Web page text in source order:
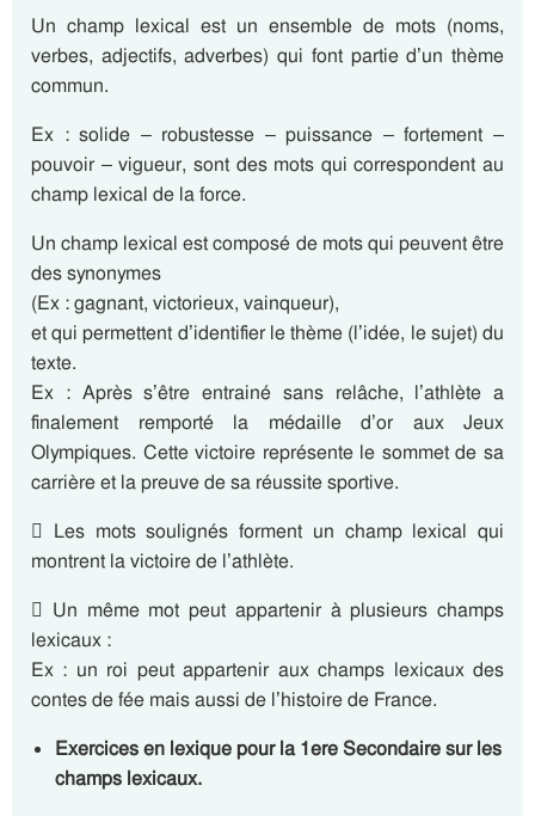
Un champ lexical est un ensemble de mots (noms,
verbes, adjectifs, adverbes) qui font partie d’un thème
commun.
Ex : solide – robustesse – puissance – fortement –
pouvoir – vigueur, sont des mots qui correspondent au
champ lexical de la force.
Un champ lexical est composé de mots qui peuvent être
des synonymes
(Ex : gagnant, victorieux, vainqueur),
et qui permettent d’identifier le thème (l’idée, le sujet) du
texte.
Ex : Après s’être entrainé sans relâche, l’athlète a
finalement remporté la médaille d’or aux Jeux
Olympiques. Cette victoire représente le sommet de sa
carrière et la preuve de sa réussite sportive.
 Les mots soulignés forment un champ lexical qui
montrent la victoire de l’athlète.
 Un même mot peut appartenir à plusieurs champs
lexicaux :
Ex : un roi peut appartenir aux champs lexicaux des
contes de fée mais aussi de l’histoire de France.
Exercices en lexique pour la 1ere Secondaire sur les
champs lexicaux.